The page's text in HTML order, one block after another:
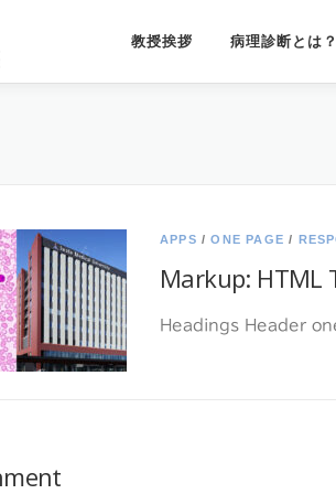
教授挨拶 病理診断とは？
APPS /ONE PAGE /
Markup: HTML
Headings Header